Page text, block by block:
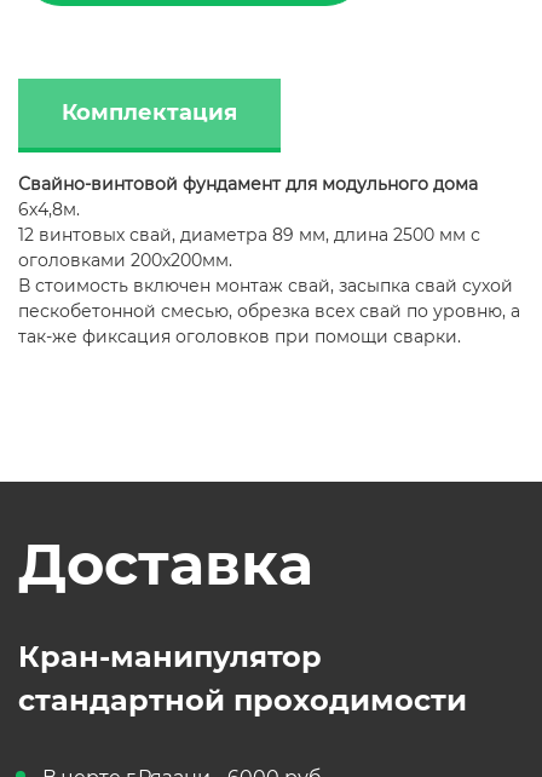
Комплектация
Свайно-винтовой фундамент для модульного дома
6х4,8м.
12 винтовых свай, диаметра 89 мм, длина 2500 мм с
оголовками 200х200мм.
В стоимость включен монтаж свай, засыпка свай сухой
пескобетонной смесью, обрезка всех свай по уровню, а
так-же фиксация оголовков при помощи сварки.
Доставка
Кран-манипулятор
стандартной проходимости